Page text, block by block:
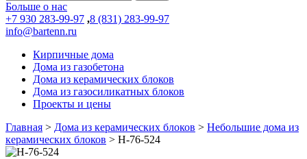
Больше о нас
+7 930 283-99-97 ,8 (831) 283-99-97
info@bartenn.ru
Кирпичные дома
Дома из газобетона
Дома из керамических блоков
Дома из газосиликатных блоков
Проекты и цены
Главная > Дома из керамических блоков > Небольшие дома из
керамических блоков > Н-76-524